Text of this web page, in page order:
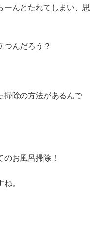
ーんとたれてしまい、思
つんだろう？
掃除の方法があるんで
お風呂掃除！
。